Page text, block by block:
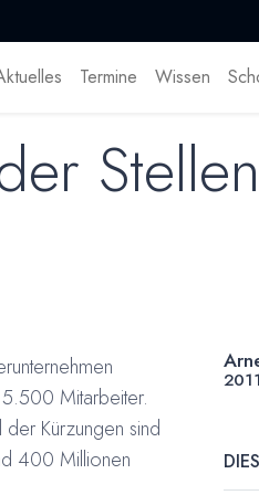
Termine Wissen
Mitarbeiter.
Kürzungen sind
400 Millionen
2011